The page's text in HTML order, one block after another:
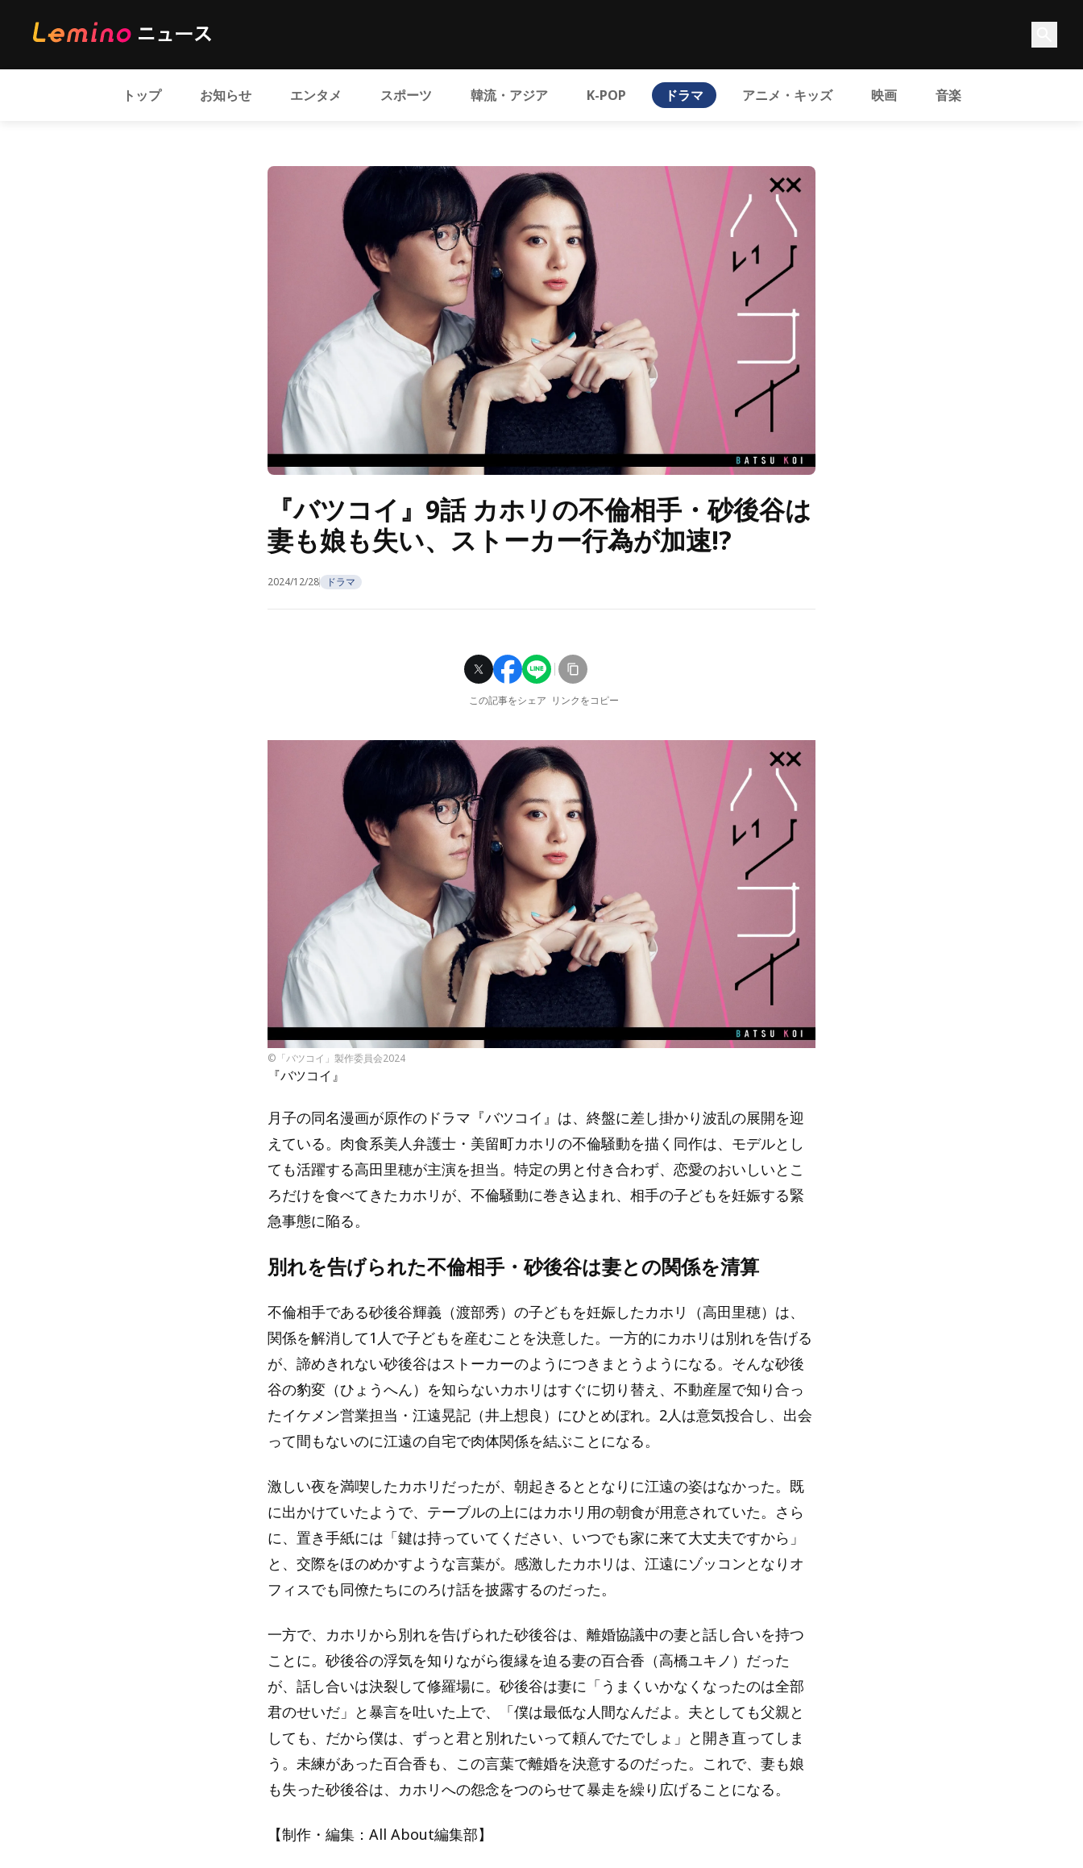
トップ お知らせ エンタメ スポーツ 韓流・アジア K-POP ドラマ アニメ・キッズ 映画 音楽
『バツコイ』9話 カホリの不倫相手・砂後谷は
妻も娘も失い、ストーカー行為が加速!?
2024/12/28 ドラマ
この記事をシェア リンクをコピー
©「バツコイ」製作委員会2024
『バツコイ』
月子の同名漫画が原作のドラマ『バツコイ』は、終盤に差し掛かり波乱の展開を迎
えている。肉食系美人弁護士・美留町カホリの不倫騒動を描く同作は、モデルとし
ても活躍する高田里穂が主演を担当。特定の男と付き合わず、恋愛のおいしいとこ
ろだけを食べてきたカホリが、不倫騒動に巻き込まれ、相手の子どもを妊娠する緊
急事態に陥る。
別れを告げられた不倫相手・砂後谷は妻との関係を清算
不倫相手である砂後谷輝義（渡部秀）の子どもを妊娠したカホリ（高田里穂）は、
関係を解消して1人で子どもを産むことを決意した。一方的にカホリは別れを告げる
が、諦めきれない砂後谷はストーカーのようにつきまとうようになる。そんな砂後
谷の豹変（ひょうへん）を知らないカホリはすぐに切り替え、不動産屋で知り合っ
たイケメン営業担当・江遠晃記（井上想良）にひとめぼれ。2人は意気投合し、出会
って間もないのに江遠の自宅で肉体関係を結ぶことになる。
激しい夜を満喫したカホリだったが、朝起きるととなりに江遠の姿はなかった。既
に出かけていたようで、テーブルの上にはカホリ用の朝食が用意されていた。さら
に、置き手紙には「鍵は持っていてください、いつでも家に来て大丈夫ですから」
と、交際をほのめかすような言葉が。感激したカホリは、江遠にゾッコンとなりオ
フィスでも同僚たちにのろけ話を披露するのだった。
一方で、カホリから別れを告げられた砂後谷は、離婚協議中の妻と話し合いを持つ
ことに。砂後谷の浮気を知りながら復縁を迫る妻の百合香（高橋ユキノ）だった
が、話し合いは決裂して修羅場に。砂後谷は妻に「うまくいかなくなったのは全部
君のせいだ」と暴言を吐いた上で、「僕は最低な人間なんだよ。夫としても父親と
しても、だから僕は、ずっと君と別れたいって頼んでたでしょ」と開き直ってしま
う。未練があった百合香も、この言葉で離婚を決意するのだった。これで、妻も娘
も失った砂後谷は、カホリへの怨念をつのらせて暴走を繰り広げることになる。
【制作・編集：All About編集部】